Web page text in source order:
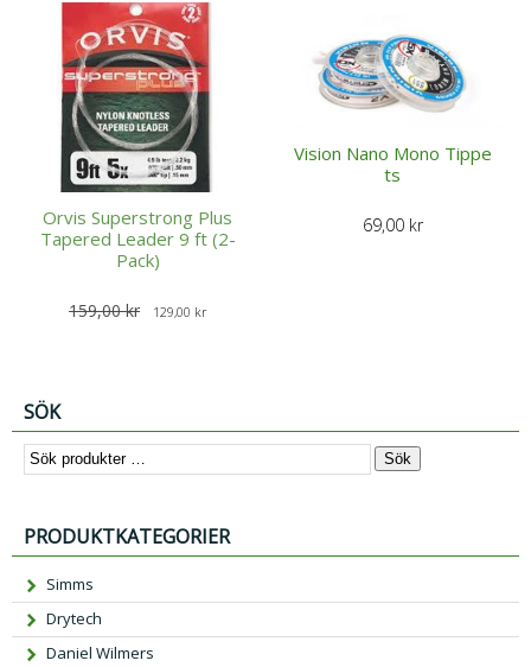
Orvis Superstrong Plus
Tapered Leader 9 ft (2-
Pack)
159,00kr
D
s
p
u
i
129,00 krD
v
a
a
Vision Nano Mono Tippe
ts
69,00 kr
SÖK
Sök
PRODUKTKATEGORIER
Simms
Drytech
Daniel Wilmers